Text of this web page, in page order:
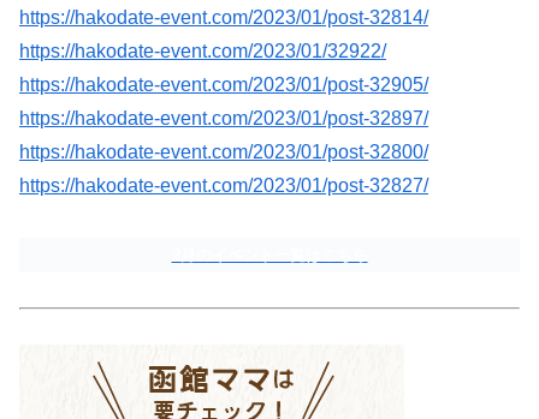
https://hakodate-event.com/2023/01/post-32814/
https://hakodate-event.com/2023/01/32922/
https://hakodate-event.com/2023/01/post-32905/
https://hakodate-event.com/2023/01/post-32897/
https://hakodate-event.com/2023/01/post-32800/
https://hakodate-event.com/2023/01/post-32827/